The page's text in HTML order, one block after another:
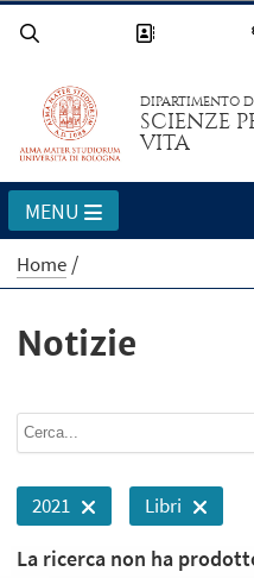
DIPARTIMENTO
SCIENZE
VITA
MENU
Home
Notizie
2021 Libri
La ricerca non ha